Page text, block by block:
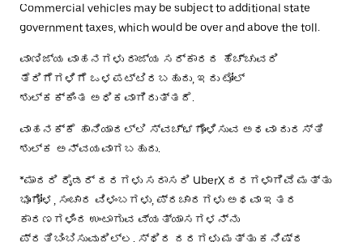
Commercial vehicles may be subject to additional state
government taxes, which would be over and above the toll.
ವಾಣಿಜ್ಯ ವಾಹನಗಳು ರಾಜ್ಯ ಸರ್ಕಾರದ ಹೆಚ್ಚುವರಿ
ತೆರಿಗೆಗಳಿಗೆ ಒಳಪಟ್ಟಿರಬಹುದು, ಇದು ಟೋಲ್
ಶುಲ್ಕಕ್ಕಿಂತ ಅಧಿಕವಾಗಿರುತ್ತದೆ.
ವಾಹನಕ್ಕೆ ಹಾನಿಯಾದಲ್ಲಿ ಸ್ವಚ್ಛಗೊಳಿಸುವ ಅಥವಾ ದುರಸ್ತಿ
ಶುಲ್ಕ ಅನ್ವಯವಾಗಬಹುದು.
*ಮಾದರಿ ರೈಡರ್ ದರಗಳು ಸರಾಸರಿ UberX ದರಗಳಾಗಿವೆ ಮತ್ತು
ಭೂಗೋಳ, ಸಂಚಾರ ವಿಳಂಬಗಳು, ಪ್ರಚಾರಗಳು ಅಥವಾ ಇತರ
ಕಾರಣಗಳಿಂದ ಉಂಟಾಗುವ ವ್ಯತ್ಯಾಸಗಳನ್ನು
ಪ್ರತಿಬಿಂಬಿಸುವುದಿಲ್ಲ. ಸ್ಥಿರ ದರಗಳು ಮತ್ತು ಕನಿಷ್ಠ